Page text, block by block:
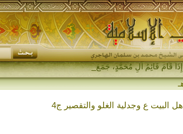
أهل البيت ع وجدلية الغلو والتقصير ج4